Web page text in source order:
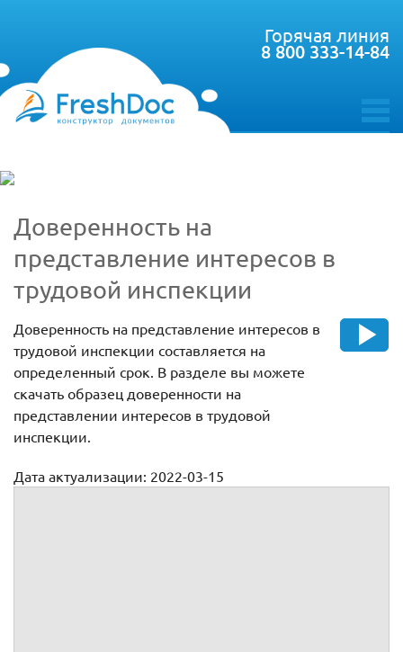
toggle
Горячая линия
8 800 333-14-84
Доверенность на
представление интересов в
трудовой инспекции
Доверенность на представление интересов в
трудовой инспекции составляется на
определенный срок. В разделе вы можете
скачать образец доверенности на
представлении интересов в трудовой
инспекции.
Дата актуализации: 2022-03-15